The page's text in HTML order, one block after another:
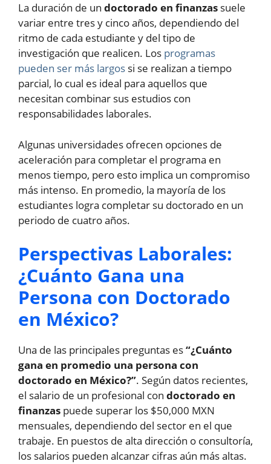
La duración de un doctorado en finanzas suele
variar entre tres y cinco años, dependiendo del
ritmo de cada estudiante y del tipo de
investigación que realicen. Los programas
pueden ser más largos si se realizan a tiempo
parcial, lo cual es ideal para aquellos que
necesitan combinar sus estudios con
responsabilidades laborales.
Algunas universidades ofrecen opciones de
aceleración para completar el programa en
menos tiempo, pero esto implica un compromiso
más intenso. En promedio, la mayoría de los
estudiantes logra completar su doctorado en un
periodo de cuatro años.
Perspectivas Laborales:
¿Cuánto Gana una
Persona con Doctorado
en México?
Una de las principales preguntas es“¿Cuánto
gana en promedio una persona con
doctorado en México?”. Según datos recientes,
el salario de un profesional con doctorado en
finanzas puede superar los $50,000 MXN
mensuales, dependiendo del sector en el que
trabaje. En puestos de alta dirección o consultoría,
los salarios pueden alcanzar cifras aún más altas.